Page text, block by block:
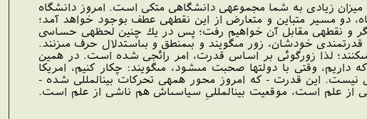
زيادى به شما مجموعه‏ى دانشگاهى متكى است. امروز دانشگاه
دو مسير متباين و متعارض از اين نقطه‏ى عطف بوجود خواهد آمد؛
و نقطه‏ى مقابل آن خواهيم رفت؛ پس در يك چنين لحظه‏ى حساسى
قدرتمندى خودشان، زور مى‏گويند و بى‏منطق و بى‏استدلال حرف مى‏زنند.
لذا زورگوئى بر اساس قدرت، امر رائجى شده است. در همين
وقتى با دولتها صحبت مى‏شود، مى‏گويند: چكار كنيم، امريكا
اين قدرت - كه امروز محور همه‏ى تحركات بين‏المللى شده -
از علم است، موقعيت بين‏المللىِ سياسى‏اش هم ناشى از علم است.